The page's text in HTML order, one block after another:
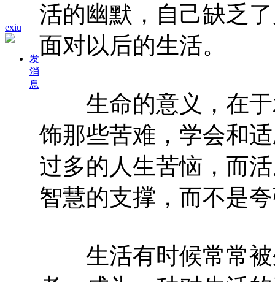
exiu
发
消
息
活的幽默，自己缺乏
面对以后的生活。
生命的意义，在于
饰那些苦难，学会和
过多的人生苦恼，而
智慧的支撑，而不是
生活有时候常常被